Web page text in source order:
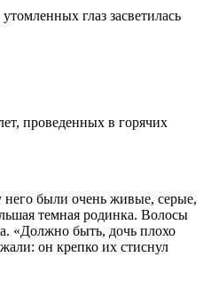
глаз засветилась
проведенных в горячих
него были очень живые, серые,
темная родинка. Волосы
«Должно быть, дочь плохо
он крепко их стиснул